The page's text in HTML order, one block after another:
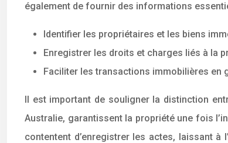
également de fournir des informations
Identifier les propriétaires et les biens
Enregistrer les droits et charges liés à la
Faciliter les transactions immobilières en
Il est important de souligner la distinction
Australie, garantissent la propriété une fois
contentent d’enregistrer les actes, laissant